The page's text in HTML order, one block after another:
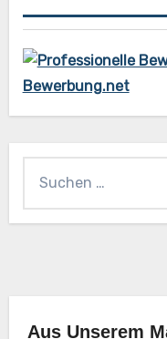
nach:
Aus Unserem